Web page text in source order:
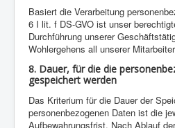
Basiert die Verarbeitung
6 I lit. f DS-GVO ist unser
Durchführung unserer
Wohlergehens all unserer
8. Dauer, für die die
gespeichert werden
Das Kriterium für die Dauer der
personenbezogenen Daten ist die
Aufbewahrungsfrist. Nach Ablauf